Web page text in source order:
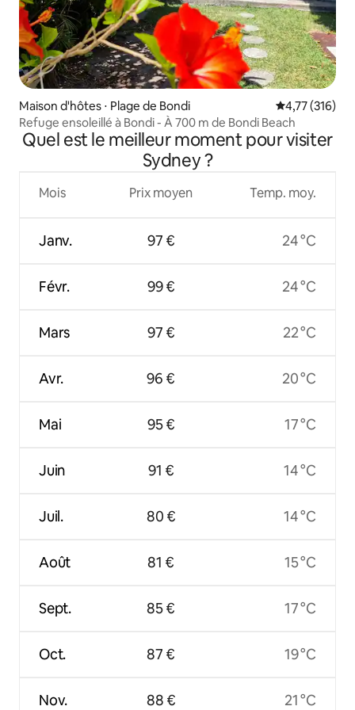
Maison d'hôtes ⋅ Plage de Bondi Évaluation
4,77 (316)
Refuge ensoleillé à Bondi - À 700 m de Bondi Beach
Quel est le meilleur moment pour visiter
Sydney ?
Mois
Janv.
Févr.
Mars
Avr.
Mai
Juin
Juil.
Août
Sept.
Oct.
Nov.
Prix moyen
97 €
99 €
97 €
96 €
95 €
91 €
80 €
81 €
85 €
87 €
88 €
Temp. moy.
24 °C
24 °C
22 °C
20 °C
17 °C
14 °C
14 °C
15 °C
17 °C
19 °C
21 °C